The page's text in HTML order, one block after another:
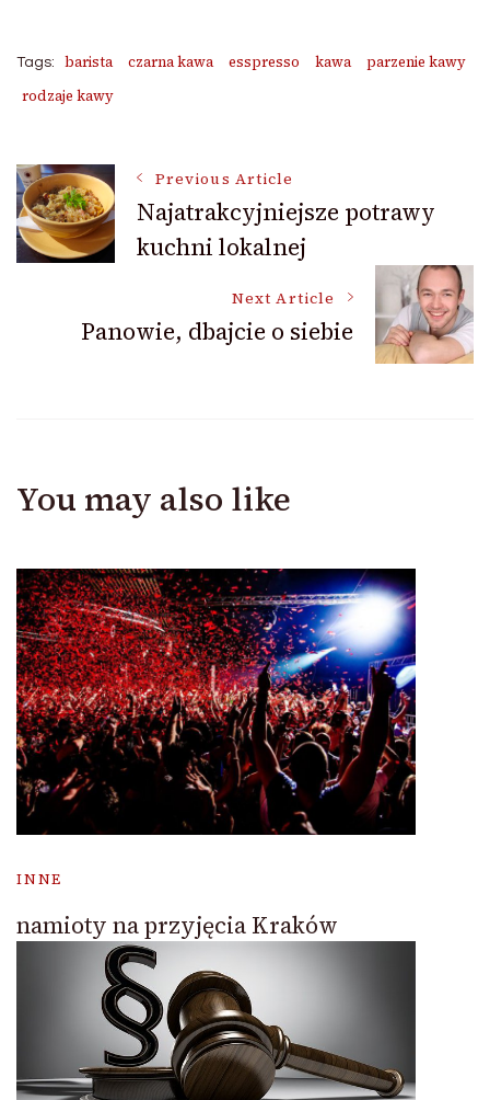
Tags: barista czarna kawa esspresso kawa
parzenie kawy
rodzaje kawy
Post
Navigation
Previous Article
Najatrakcyjniejsze potrawy
kuchni lokalnej
Next Article
Panowie, dbajcie o siebie
You may also like
INNE
namioty na przyjęcia Kraków